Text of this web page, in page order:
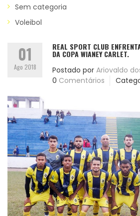
Sem categoria
Voleibol
01
Ago 2018
REAL SPORT CLUB
DA COPA WIANEY CARLET.
Postado por Ariovaldo
0 Comentários